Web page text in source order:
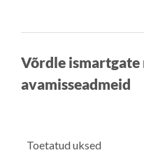
Võrdle
avamisseadmeid
Toetatud uksed